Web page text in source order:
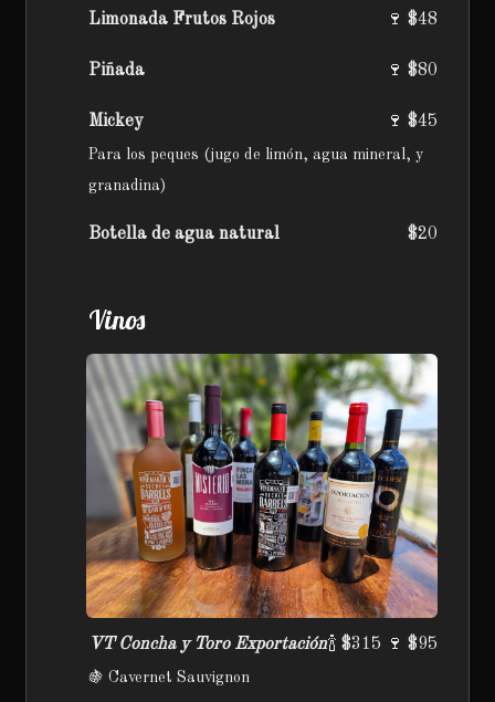
Limonada Frutos Rojos 🍷 $48
Piñada 🍷 $80
Mickey 🍷 $45
Para los peques (jugo de limón, agua mineral, y
granadina)
Botella de agua natural $20
Vinos
VT Concha y Toro Exportación🍾 $315 🍷 $95
🍇 Cavernet Sauvignon